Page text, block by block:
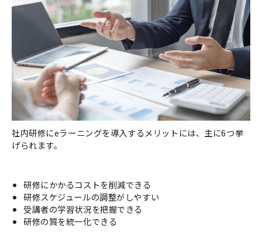
社内研修にeラーニングを導入するメリットには、主に6つ挙
げられます。
研修にかかるコストを削減できる
研修スケジュールの調整がしやすい
受講者の学習状況を把握できる
研修の質を統一化できる